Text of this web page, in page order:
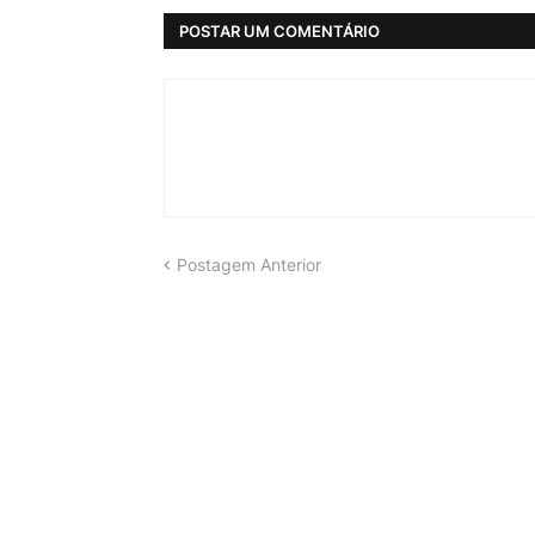
POSTAR UM COMENTÁRIO
Postagem Anterior